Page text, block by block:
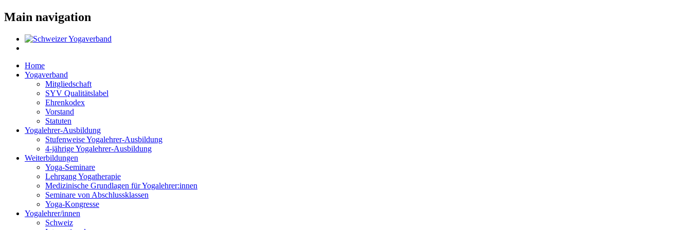
Main navigation
Home
Yogaverband
Mitgliedschaft
SYV Qualitätslabel
Ehrenkodex
Vorstand
Statuten
Yogalehrer-Ausbildung
Stufenweise Yogalehrer-Ausbildung
4-jährige Yogalehrer-Ausbildung
Weiterbildungen
Yoga-Seminare
Lehrgang Yogatherapie
Medizinische Grundlagen für Yogalehrer:innen
Seminare von Abschlussklassen
Yoga-Kongresse
Yogalehrer/innen
Schweiz